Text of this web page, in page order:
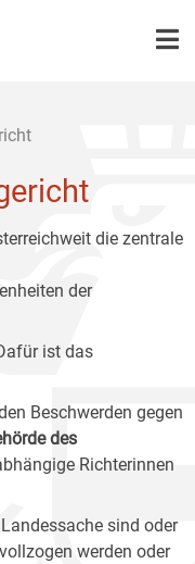
die zentrale
der
ist das
Beschwerden gegen
des
Richterinnen
sind oder
werden oder